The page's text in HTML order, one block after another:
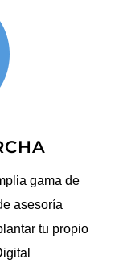
gama de
asesoría
tu propio